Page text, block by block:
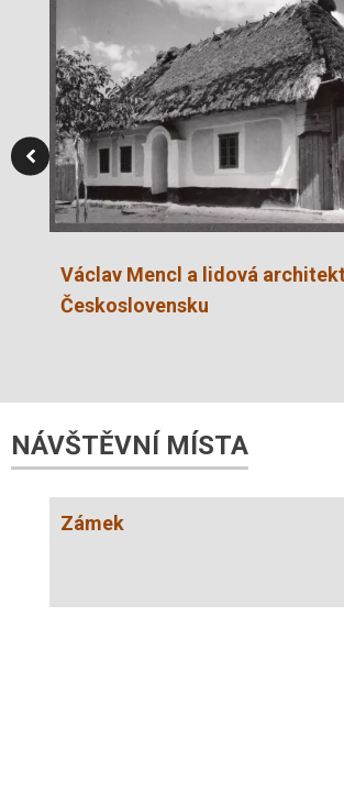
Václav Mencl a lidová
Československu
NÁVŠTĚVNÍ MÍSTA
Zámek